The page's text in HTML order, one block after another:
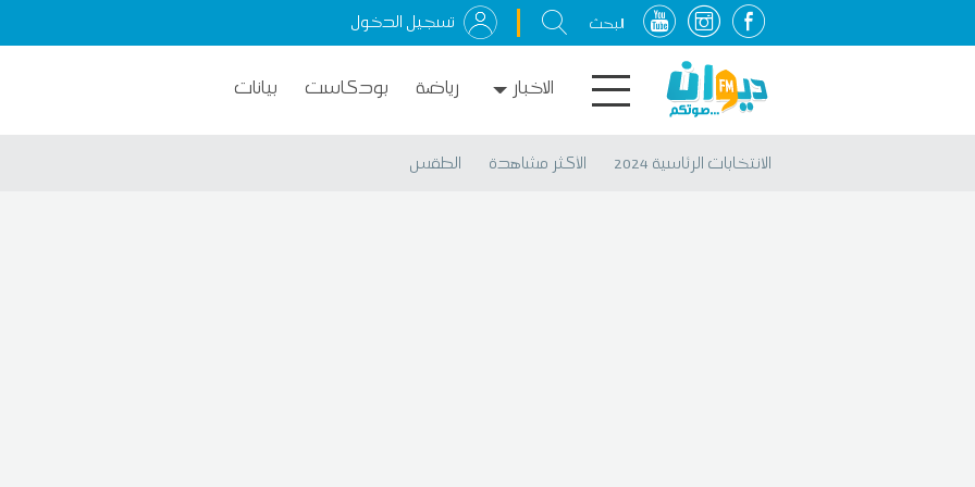
تسجيل الدخول
الاخبار رياضة بودكاست بيانات
الانتخابات الرئاسية 2024 الأكثر مشاهدة الطقس